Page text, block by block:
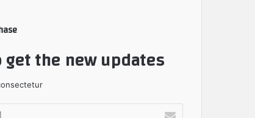
the new updates!